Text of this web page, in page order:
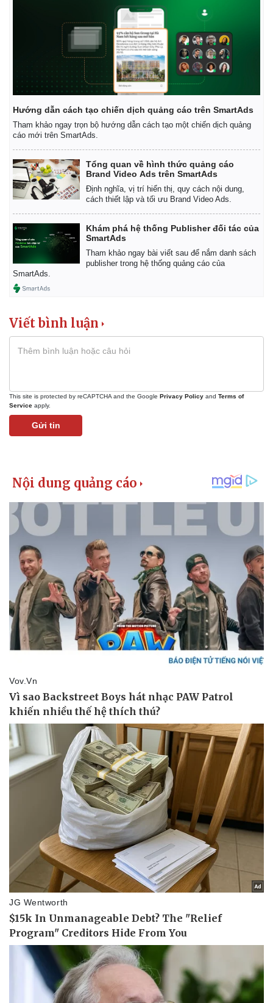
Pháp luật
Vụ án
Tin nóng
Tư vấn luật
Quân sự - Quốc phòng
Vũ khí
Phân tích
Thể thao
Bóng đá
eSports
Hậu trường
Ô tô - Xe máy
Ô tô
Xe máy
Hướng dẫn cách tạo chiến dịch quảng cáo trên SmartAds
Tham khảo ngay trọn bộ hướng dẫn cách tạo một chiến dịch quảng
cáo mới trên SmartAds.
Tổng quan về hình thức quảng cáo
Brand Video Ads trên SmartAds
Định nghĩa, vị trí hiển thị, quy cách nội dung,
cách thiết lập và tối ưu Brand Video Ads.
Khám phá hệ thống Publisher đối tác của
SmartAds
Tham khảo ngay bài viết sau để nắm danh sách
publisher trong hệ thống quảng cáo của
SmartAds.
Viết bình luận
This site is protected by reCAPTCHA and the Google Privacy Policy and Terms of
Service apply.
Gửi tin